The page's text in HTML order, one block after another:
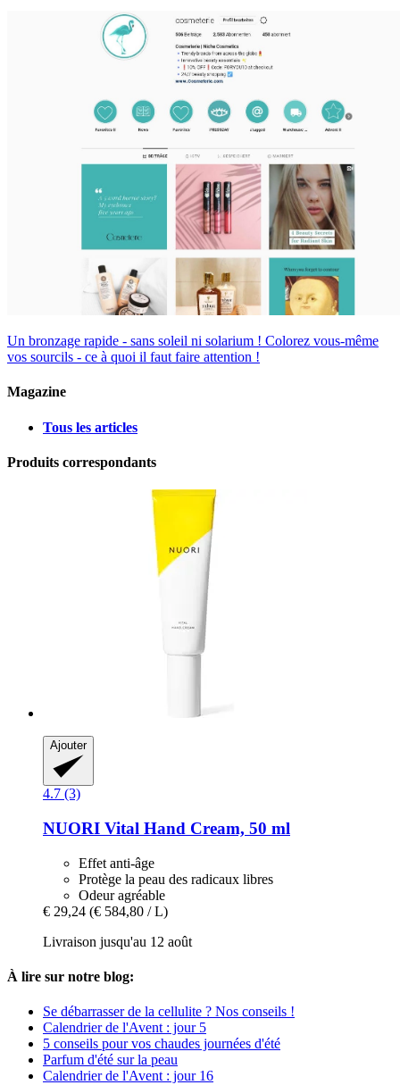
Un bronzage rapide - sans soleil ni solarium ! Colorez vous-même
vos sourcils - ce à quoi il faut faire attention !
Magazine
Tous les articles
Produits correspondants
Ajouter
4.7 (3)
NUORI Vital Hand Cream, 50 ml
Effet anti-âge
Protège la peau des radicaux libres
Odeur agréable
€ 29,24 (€ 584,80 / L)
Livraison jusqu'au 12 août
À lire sur notre blog:
Se débarrasser de la cellulite ? Nos conseils !
Calendrier de l'Avent : jour 5
5 conseils pour vos chaudes journées d'été
Parfum d'été sur la peau
Calendrier de l'Avent : jour 16